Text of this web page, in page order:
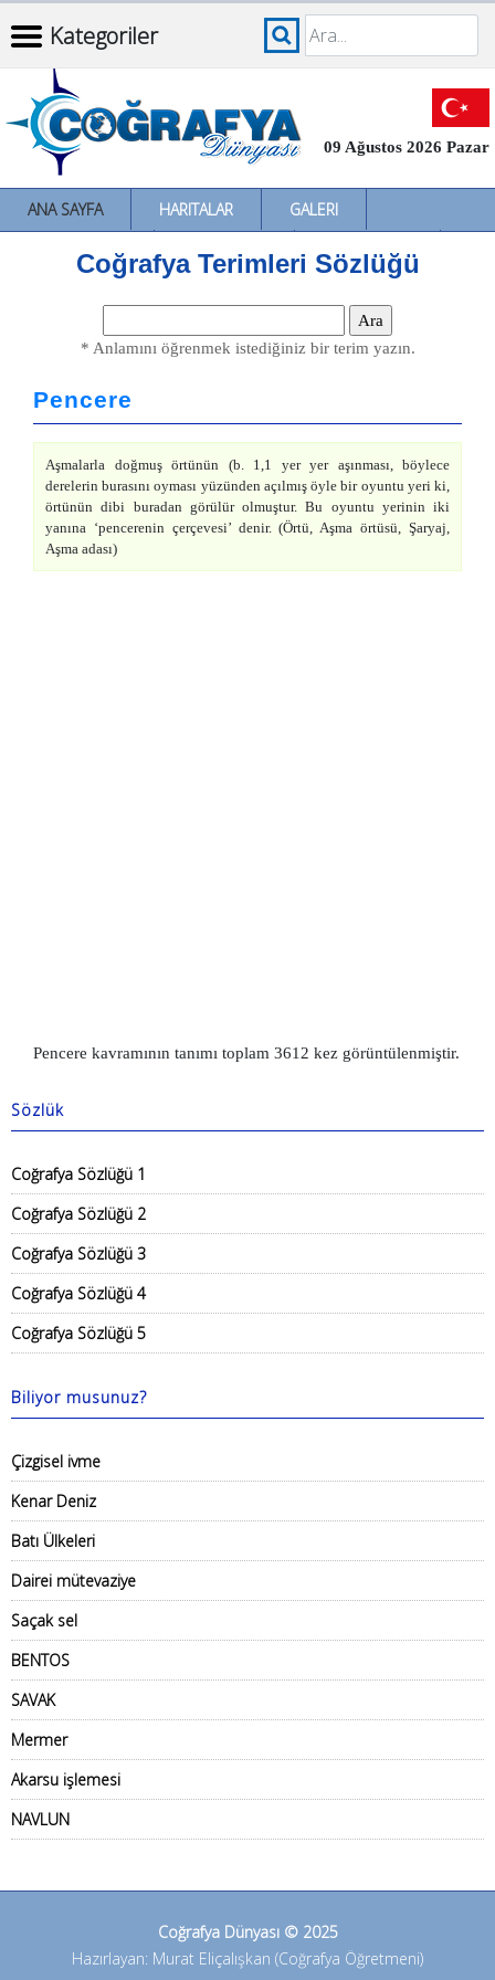
Kategoriler
09 Ağustos 2026 Pazar
ANA SAYFA HARITALAR
GALERI
İNCELEMELER
SÖZLÜKLER İL İL TÜRKIYE
Coğrafya Terimleri Sözlüğü
* Anlamını öğrenmek istediğiniz bir terim yazın.
Pencere
Aşmalarla doğmuş örtünün (b. 1,1 yer yer aşınması, böylece
derelerin burasını oyması yüzünden açılmış öyle bir oyuntu yeri ki,
örtünün dibi buradan görülür olmuştur. Bu oyuntu yerinin iki
yanına ‘pencerenin çerçevesi’ denir. (Örtü, Aşma örtüsü, Şaryaj,
Aşma adası)
Pencere kavramının tanımı toplam 3612 kez görüntülenmiştir.
Sözlük
Coğrafya Sözlüğü 1
Coğrafya Sözlüğü 2
Coğrafya Sözlüğü 3
Coğrafya Sözlüğü 4
Coğrafya Sözlüğü 5
Biliyor musunuz?
Çizgisel ivme
Kenar Deniz
Batı Ülkeleri
Dairei mütevaziye
Saçak sel
BENTOS
SAVAK
Mermer
Akarsu işlemesi
NAVLUN
Coğrafya Dünyası © 2025
Hazırlayan: Murat Eliçalışkan (Coğrafya Öğretmeni)